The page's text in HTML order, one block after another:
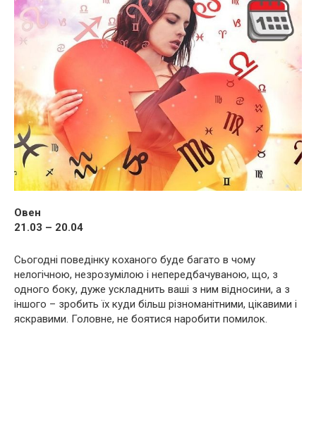
Овен
21.03 – 20.04
Сьогодні поведінку коханого буде багато в чому
нелогічною, незрозумілою і непередбачуваною, що, з
одного боку, дуже ускладнить ваші з ним відносини, а з
іншого – зробить їх куди більш різноманітними, цікавими і
яскравими. Головне, не боятися наробити помилок.